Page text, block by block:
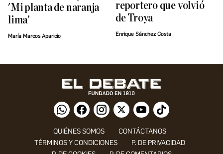
'Mi planta de naranja
lima'
María Marcos Aparicio
reportero que volvió
de Troya
Enrique Sánchez Costa
QUIÉNES SOMOS
CONTÁCTANOS
TÉRMINOS Y CONDICIONES
P. DE PRIVACIDAD